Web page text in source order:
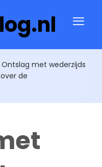
Ontslag met wederzijds
de